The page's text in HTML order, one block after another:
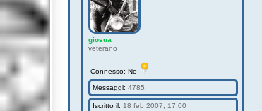
giosua
veterano
Connesso: No
Messaggi: 4785
Iscritto il: 18 feb 2007, 17:00